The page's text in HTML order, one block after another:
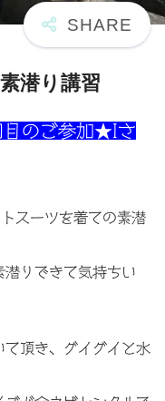
潜り講習
目のご参加★Iさ
スーツを着ての素潜
りできて気持ちい
頂き、グイグイと水